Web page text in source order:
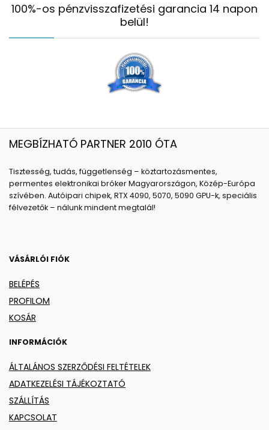
100%-os pénzvisszafizetési garancia 14 napon
belül!
MEGBÍZHATÓ PARTNER 2010 ÓTA
Tisztesség, tudás, függetlenség – köztartozásmentes,
permentes elektronikai bróker Magyarországon, Közép-Európa
szívében. Autóipari chipek, RTX 4090, 5070, 5090 GPU-k, speciális
félvezetők – nálunk mindent megtalál!
VÁSÁRLÓI FIÓK
BELÉPÉS
PROFILOM
KOSÁR
INFORMÁCIÓK
ÁLTALÁNOS SZERZŐDÉSI FELTÉTELEK
ADATKEZELÉSI TÁJÉKOZTATÓ
SZÁLLÍTÁS
KAPCSOLAT